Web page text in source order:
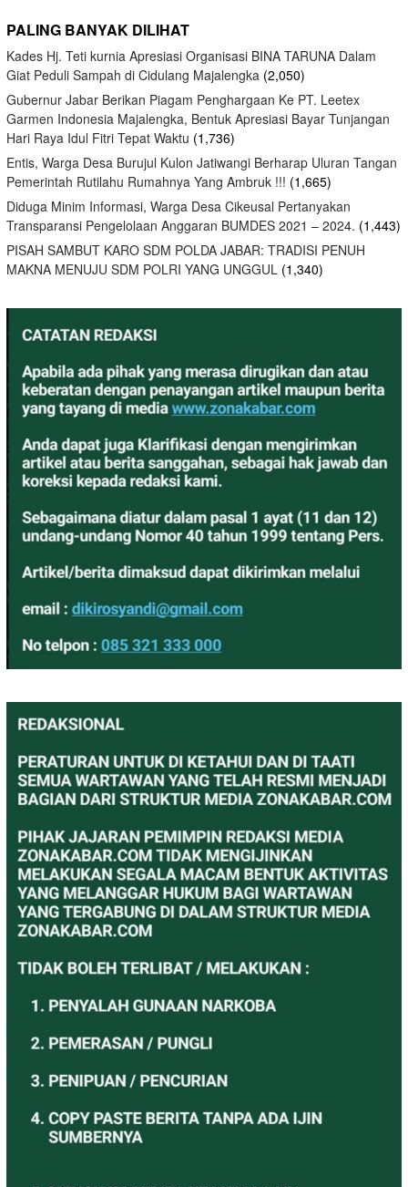
PALING BANYAK DILIHAT
Kades Hj. Teti kurnia Apresiasi Organisasi BINA TARUNA Dalam
Giat Peduli Sampah di Cidulang Majalengka (2,050)
Gubernur Jabar Berikan Piagam Penghargaan Ke PT. Leetex
Garmen Indonesia Majalengka, Bentuk Apresiasi Bayar Tunjangan
Hari Raya Idul Fitri Tepat Waktu (1,736)
Entis, Warga Desa Burujul Kulon Jatiwangi Berharap Uluran Tangan
Pemerintah Rutilahu Rumahnya Yang Ambruk !!! (1,665)
Diduga Minim Informasi, Warga Desa Cikeusal Pertanyakan
Transparansi Pengelolaan Anggaran BUMDES 2021 – 2024. (1,443)
PISAH SAMBUT KARO SDM POLDA JABAR: TRADISI PENUH
MAKNA MENUJU SDM POLRI YANG UNGGUL (1,340)